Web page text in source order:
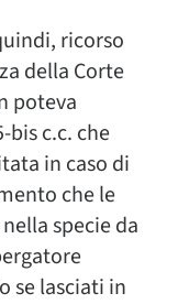
ricorso
della Corte
poteva
bis c.c. che
in caso di
che le
specie da
se lasciati in